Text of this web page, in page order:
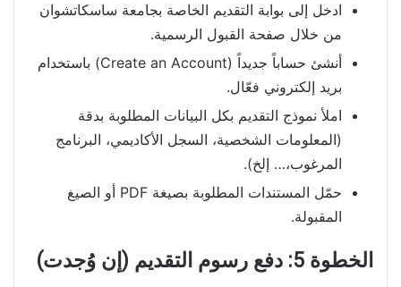
ادخل إلى بوابة التقديم الخاصة بجامعة ساسكاتشوان
من خلال صفحة القبول الرسمية.
أنشئ حساباً جديداً (Create an Account) باستخدام
بريد إلكتروني فعّال.
املأ نموذج التقديم بكل البيانات المطلوبة بدقة
(المعلومات الشخصية، السجل الأكاديمي، البرنامج
المرغوب،… إلخ).
حمّل المستندات المطلوبة بصيغة PDF أو الصيغ
المقبولة.
الخطوة 5: دفع رسوم التقديم (إن وُجدت)